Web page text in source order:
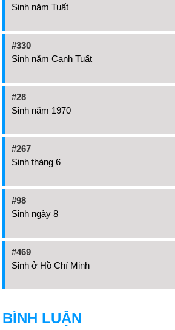
Sinh năm Tuất
#330
Sinh năm Canh Tuất
#28
Sinh năm 1970
#267
Sinh tháng 6
#98
Sinh ngày 8
#469
Sinh ở Hồ Chí Minh
BÌNH LUẬN